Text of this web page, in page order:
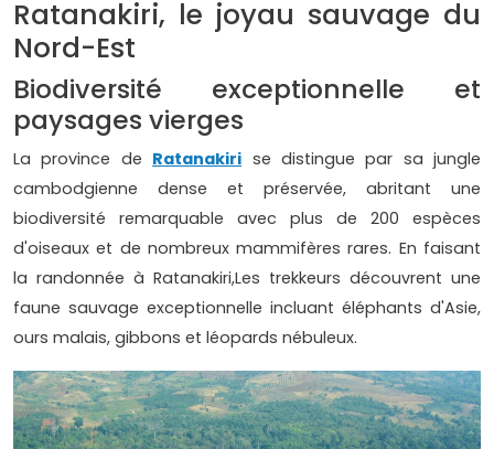
Ratanakiri, le joyau sauvage du
Nord-Est
Biodiversité exceptionnelle et
paysages vierges
La province de Ratanakiri se distingue par sa jungle
cambodgienne dense et préservée, abritant une
biodiversité remarquable avec plus de 200 espèces
d'oiseaux et de nombreux mammifères rares. En faisant
la randonnée à Ratanakiri,Les trekkeurs découvrent une
faune sauvage exceptionnelle incluant éléphants d'Asie,
ours malais, gibbons et léopards nébuleux.